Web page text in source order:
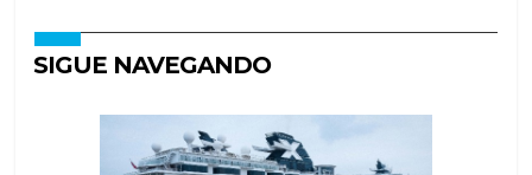
SIGUE NAVEGANDO